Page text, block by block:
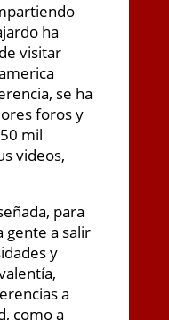
ha
visitar
se ha
foros y
mil
videos,
para
gente a salir
y
a
como a